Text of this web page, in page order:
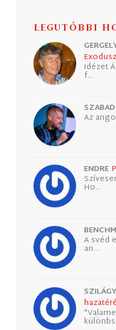
LEGUTÓBBI
Idézet
f…
Az
ENDRE
Ho…
A svéd
an…